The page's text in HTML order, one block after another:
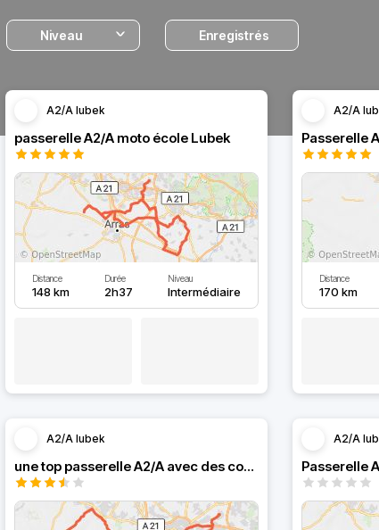
Niveau Enregistrés
A2/A lubek
passerelle A2/A moto école Lubek
Distance
148 km
Durée
2h37
Niveau
Intermédiaire
A2/A
Distance
170 km
A2/A lubek
une top passerelle A2/A avec des conditions météo pas extra
A2/A
Passerelle